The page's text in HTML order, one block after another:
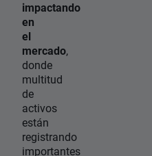
impactando
en
el
mercado,
donde
multitud
de
activos
están
registrando
importantes